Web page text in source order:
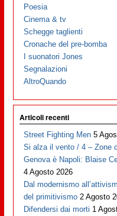
Poesia
Cinema & tv
Schegge taglienti
Cronache del pre-bomba
I suonatori Jones
Segnalazioni
AltroQuando
Articoli recenti
Street Fighting Men 5
Si alza il vento / 4 – Zone
Genova è Napoli: Blaise
4 Agosto 2026
Dal modernismo
del primitivismo 2 Agosto
Difendersi dai morti 1